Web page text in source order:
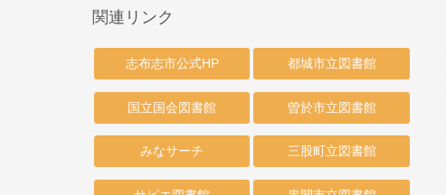
関連リンク
志布志市公式HP
国立国会図書館
みなサーチ
都城市立図書館
曽於市立図書館
三股町立図書館